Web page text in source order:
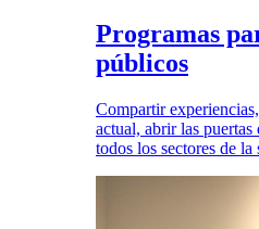
Programas
públicos
Compartir
actual, abrir las
todos los sectores de la